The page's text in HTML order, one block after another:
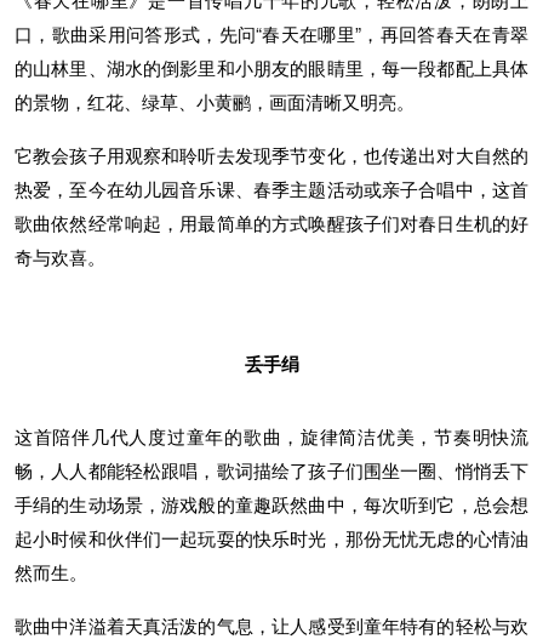
口，歌曲采用问答形式，先问“春天在哪里”，再回答春天在青翠
的山林里、湖水的倒影里和小朋友的眼睛里，每一段都配上具体
的景物，红花、绿草、小黄鹂，画面清晰又明亮。
它教会孩子用观察和聆听去发现季节变化，也传递出对大自然的
热爱，至今在幼儿园音乐课、春季主题活动或亲子合唱中，这首
歌曲依然经常响起，用最简单的方式唤醒孩子们对春日生机的好
奇与欢喜。
丢手绢
这首陪伴几代人度过童年的歌曲，旋律简洁优美，节奏明快流
畅，人人都能轻松跟唱，歌词描绘了孩子们围坐一圈、悄悄丢下
手绢的生动场景，游戏般的童趣跃然曲中，每次听到它，总会想
起小时候和伙伴们一起玩耍的快乐时光，那份无忧无虑的心情油
然而生。
歌曲中洋溢着天真活泼的气息，让人感受到童年特有的轻松与欢